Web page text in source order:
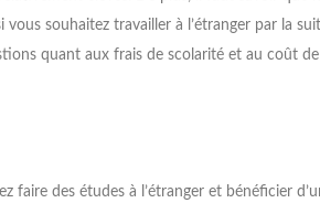
souhaitez travailler à l’étranger par la
quant aux frais de scolarité et au coût de
faire des études à l’étranger et bénéficier